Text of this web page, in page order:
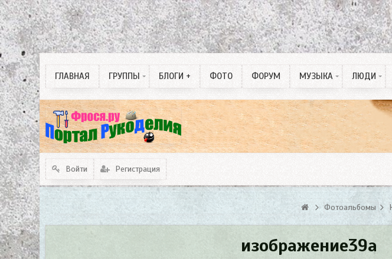
ГЛАВНАЯ ГРУППЫ
Собаководство
Одинокие души любви
3 D изделия. ручная
работа.
БЛОГИ + ФОТО ФОРУМ МУЗЫКА
Рингтон наЛЮДИ
Войти Регистрация
Фотоальбомы
изображение39a